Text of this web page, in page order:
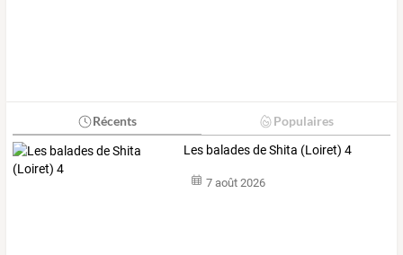
Récents Populaires
Les balades de Shita (Loiret) 4
7 août 2026